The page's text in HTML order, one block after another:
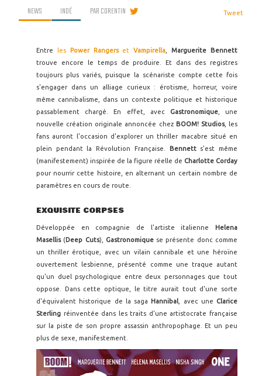
NEWS INDÉ PARCORENTIN Tweet
Entre les Power Rangers etVampirella ,Marguerite Bennett
trouve encore le temps de produire. Et dans des registres
toujours plus variés, puisque la scénariste compte cette fois
s'engager dans un alliage curieux : érotisme, horreur, voire
même cannibalisme, dans un contexte politique et historique
passablement chargé. En effet, avec Gastronomique, une
nouvelle création originale annoncée chez BOOM! Studios, les
fans auront l'occasion d'explorer un thriller macabre situé en
plein pendant la Révolution Française.
Bennetts'est même
(manifestement) inspirée de la figure réelle de Charlotte Corday
pour nourrir cette histoire, en alternant un certain nombre de
paramètres en cours de route.
EXQUISITE CORPSES
Développée en compagnie de l'artiste italienne
Helena
Masellis(Deep Cuts), Gastronomiquese présente donc comme
un thriller érotique, avec un vilain cannibale et une héroïne
ouvertement lesbienne, présenté comme une traque autant
qu'un duel psychologique entre deux personnages que tout
oppose. Dans cette optique, le titre aurait tout d'une sorte
d'équivalent historique de la saga
Hannibal , avec une Clarice
Sterling réinventée dans les traits d'une artistocrate française
sur la piste de son propre assassin anthropophage. Et un peu
plus de sexe, manifestement.